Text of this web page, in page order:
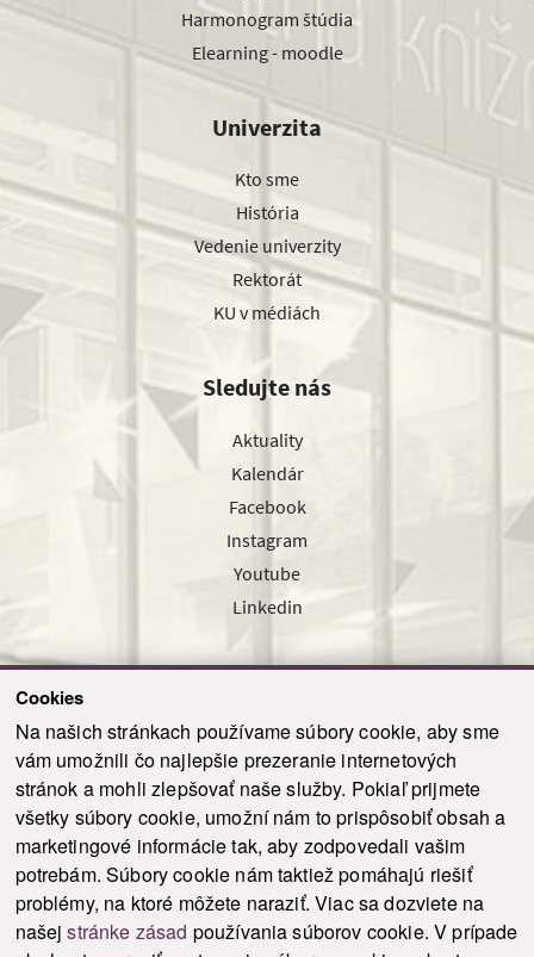
Cookies
Na našich stránkach používame súbory cookie, aby sme
vám umožnili čo najlepšie prezeranie internetových
stránok a mohli zlepšovať naše služby. Pokiaľ prijmete
všetky súbory cookie, umožní nám to prispôsobiť obsah a
marketingové informácie tak, aby zodpovedali vašim
potrebám. Súbory cookie nám taktiež pomáhajú riešiť
problémy, na ktoré môžete naraziť. Viac sa dozviete na
našejstránke zásad používania súborov cookie. V prípade
Harmonogram štúdia
Elearning - moodle
Univerzita
Kto sme
História
Vedenie univerzity
Rektorát
KU v médiách
Sledujte nás
Aktuality
Kalendár
Facebook
Instagram
Youtube
Linkedin
Odoslať
© 2021-2026 ku.sk. Všetky práva vyhradené. Ochrana osobných údajov